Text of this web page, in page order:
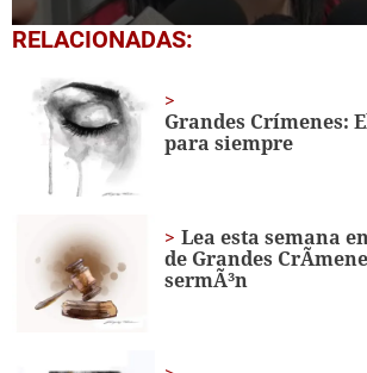
0
seconds
minute,
seconds
RELACIONADAS:
Grandes Crímenes:
para siempre
Lea esta semana
de Grandes
sermÃ³n